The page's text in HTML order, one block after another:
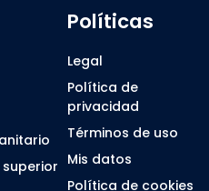
Políticas
Legal
Política de
privacidad
Términos de uso
Mis datos
Política de cookies